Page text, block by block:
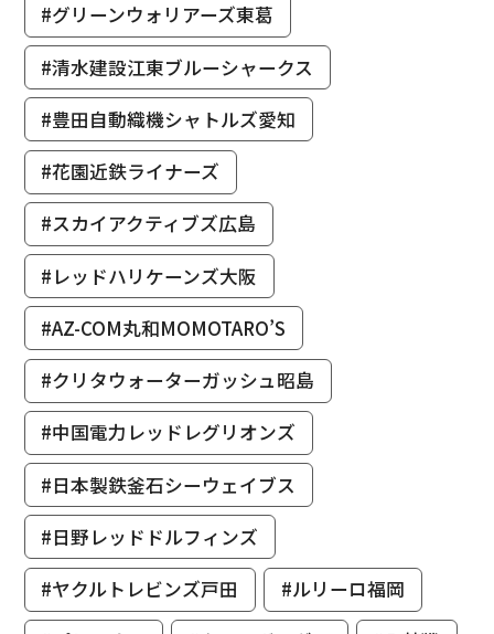
#グリーンウォリアーズ東葛
#清水建設江東ブルーシャークス
#豊田自動織機シャトルズ愛知
#花園近鉄ライナーズ
#スカイアクティブズ広島
#レッドハリケーンズ大阪
#AZ-COM丸和MOMOTARO’S
#クリタウォーターガッシュ昭島
#中国電力レッドレグリオンズ
#日本製鉄釜石シーウェイブス
#日野レッドドルフィンズ
#ヤクルトレビンズ戸田
#ルリーロ福岡